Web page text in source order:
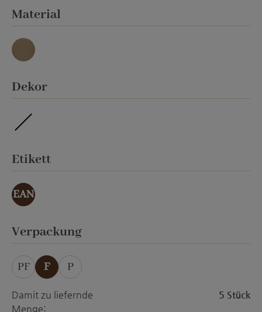
Materialauswählen
umbra
Dekorauswählen
Etikettauswählen
EAN
Verpackungauswählen
PF F P
Damit zu liefernde
Menge:
5 Stück